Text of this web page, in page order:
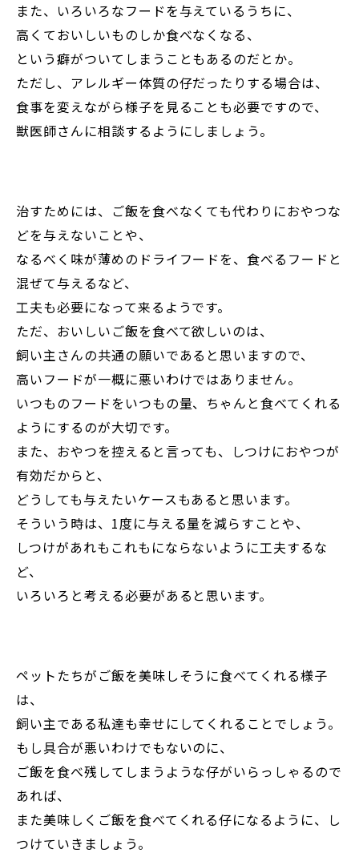
また、いろいろなフードを与えているうちに、
高くておいしいものしか食べなくなる、
という癖がついてしまうこともあるのだとか。
ただし、アレルギー体質の仔だったりする場合は、
食事を変えながら様子を見ることも必要ですので、
獣医師さんに相談するようにしましょう。
治すためには、ご飯を食べなくても代わりにおやつな
どを与えないことや、
なるべく味が薄めのドライフードを、食べるフードと
混ぜて与えるなど、
工夫も必要になって来るようです。
ただ、おいしいご飯を食べて欲しいのは、
飼い主さんの共通の願いであると思いますので、
高いフードが一概に悪いわけではありません。
いつものフードをいつもの量、ちゃんと食べてくれる
ようにするのが大切です。
また、おやつを控えると言っても、しつけにおやつが
有効だからと、
どうしても与えたいケースもあると思います。
そういう時は、1度に与える量を減らすことや、
しつけがあれもこれもにならないように工夫するな
ど、
いろいろと考える必要があると思います。
ペットたちがご飯を美味しそうに食べてくれる様子
は、
飼い主である私達も幸せにしてくれることでしょう。
もし具合が悪いわけでもないのに、
ご飯を食べ残してしまうような仔がいらっしゃるので
あれば、
また美味しくご飯を食べてくれる仔になるように、し
つけていきましょう。